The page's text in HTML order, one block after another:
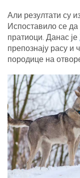
Али резултати су
Испоставило се
пратиоци. Данас је
препознају расу и
породице на